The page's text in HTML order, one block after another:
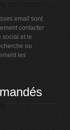
email sont
contacter
social et le
ou
les